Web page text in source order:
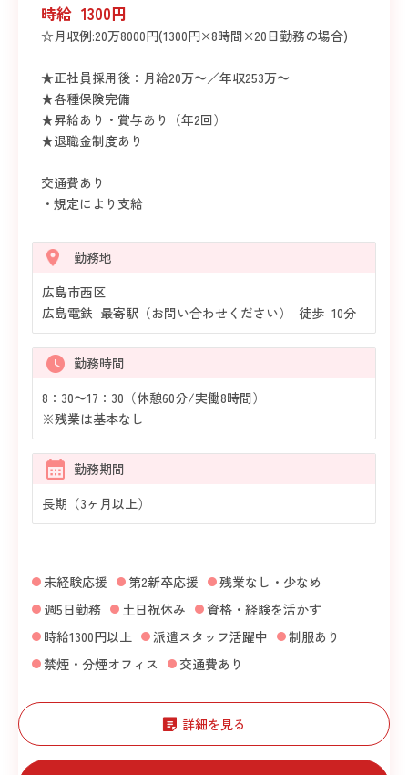
時給 1300円
☆月収例:20万8000円(1300円×8時間×20日勤務の場合)
★正社員採用後：月給20万～／年収253万～
★各種保険完備
★昇給あり・賞与あり（年2回）
★退職金制度あり
交通費あり
・規定により支給
勤務地
広島市西区
広島電鉄 最寄駅（お問い合わせください） 徒歩 10分
勤務時間
8：30～17：30（休憩60分/実働8時間）
※残業は基本なし
勤務期間
長期（3ヶ月以上）
未経験応援 第2新卒応援
残業なし・少なめ
週5日勤務
土日祝休み
資格・経験を活かす
時給1300円以上
派遣スタッフ活躍中
制服あり
禁煙・分煙オフィス
交通費あり
詳細を見る